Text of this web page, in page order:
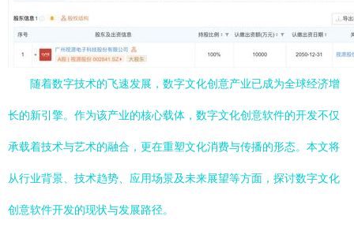
随着数字技术的飞速发展，数字文化创意产业已成为全球经济增
长的新引擎。作为该产业的核心载体，数字文化创意软件的开发不仅
承载着技术与艺术的融合，更在重塑文化消费与传播的形态。本文将
从行业背景、技术趋势、应用场景及未来展望等方面，探讨数字文化
创意软件开发的现状与发展路径。